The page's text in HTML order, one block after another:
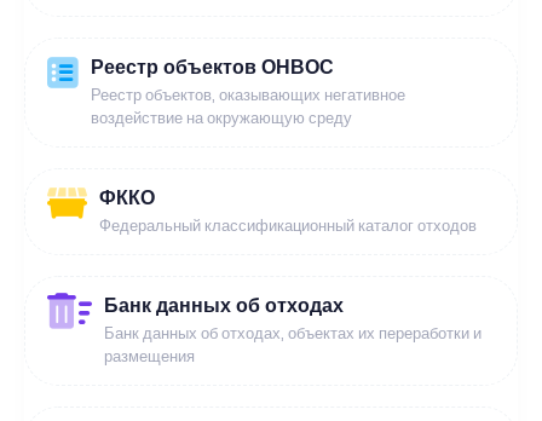
Реестр объектов ОНВОС
Реестр объектов, оказывающих негативное
воздействие на окружающую среду
ФККО
Федеральный классификационный каталог отходов
Банк данных об отходах
Банк данных об отходах, объектах их переработки и
размещения